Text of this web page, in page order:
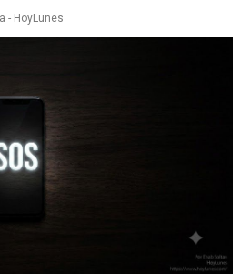
- HoyLunes